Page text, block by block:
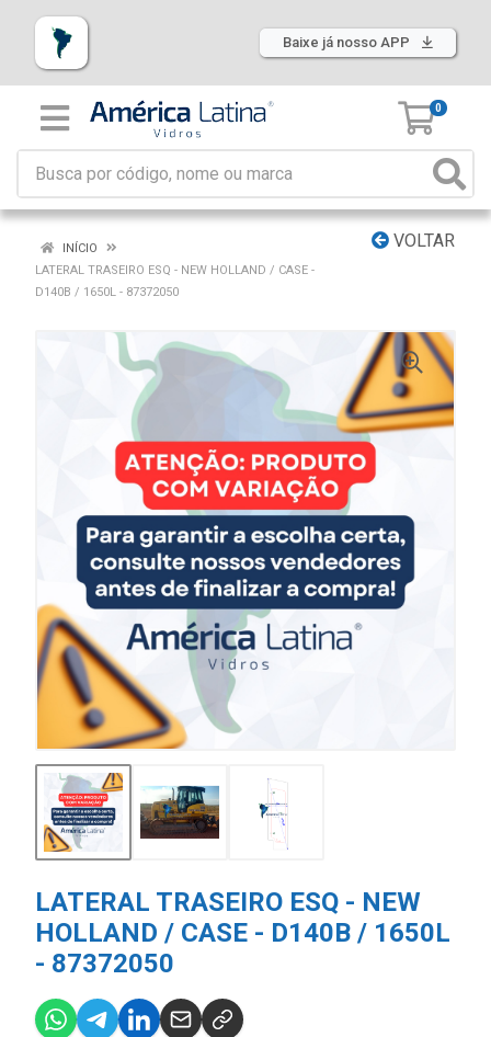
Baixe já nosso APP
0
VOLTAR
INÍCIO
LATERAL TRASEIRO ESQ - NEW HOLLAND / CASE -
D140B / 1650L - 87372050
LATERAL TRASEIRO ESQ - NEW
HOLLAND / CASE - D140B / 1650L
- 87372050